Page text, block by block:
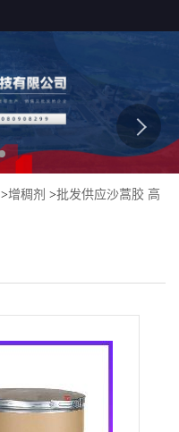
>增稠剂 >批发供应沙蒿胶 高